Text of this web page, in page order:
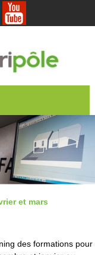
et mars
des formations pour